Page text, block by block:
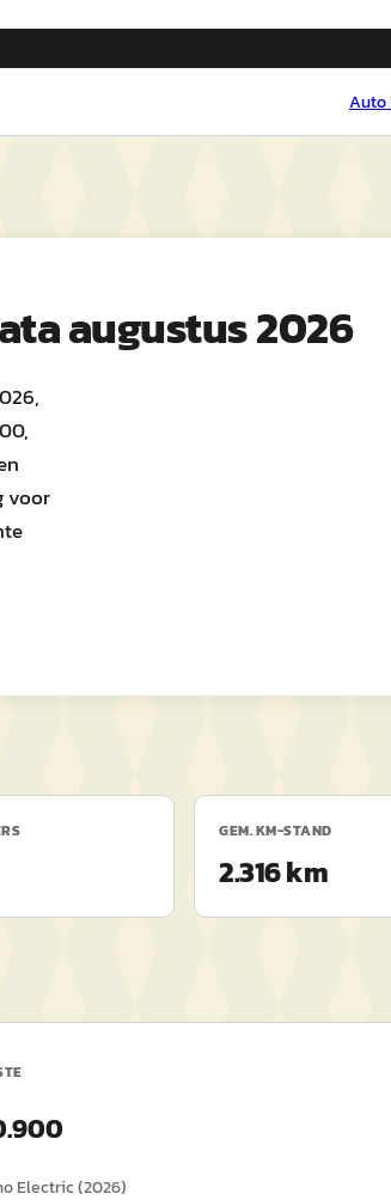
Auto
augustus 2026
voor
GEM. KM-STAND
2.316 km
Electric(2026)